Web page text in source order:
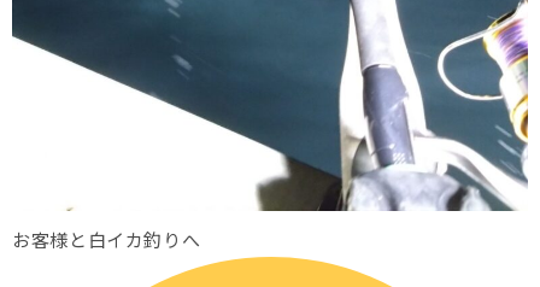
お客様と白イカ釣りへ